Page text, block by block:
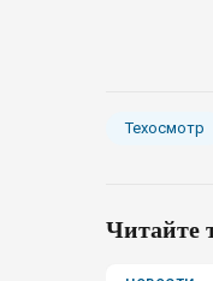
Техосмотр
Читайте